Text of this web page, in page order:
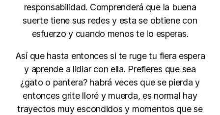
responsabilidad. Comprenderá que la buena
suerte tiene sus redes y esta se obtiene con
esfuerzo y cuando menos te lo esperas.
Así que hasta entonces si te ruge tu fiera espera
y aprende a lidiar con ella. Prefieres que sea
¿gato o pantera? habrá veces que se pierda y
entonces grite lloré y muerda, es normal hay
trayectos muy escondidos y momentos que se